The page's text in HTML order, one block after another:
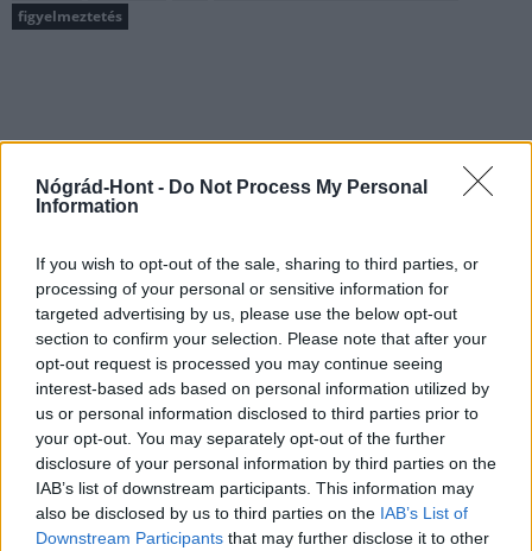
Nógrád-Hont - Do Not Process My Personal
Information
If you wish to opt-out of the sale, sharing to third parties, or
processing of your personal or sensitive information for
targeted advertising by us, please use the below opt-out
section to confirm your selection. Please note that after your
opt-out request is processed you may continue seeing
interest-based ads based on personal information utilized by
us or personal information disclosed to third parties prior to
your opt-out. You may separately opt-out of the further
disclosure of your personal information by third parties on the
IAB’s list of downstream participants. This information may
also be disclosed by us to third parties on the IAB’s List of
Downstream Participants that may further disclose it to other
figyelmeztetés
AJÁNLJUK MÉG
MAGYAR ÉPÍTŐK
Mi épül?